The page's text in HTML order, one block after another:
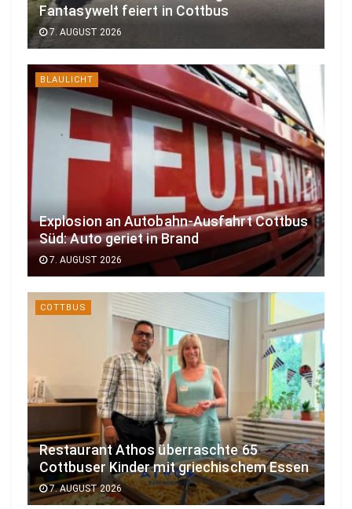
Fantasywelt feiert in Cottbus
7. AUGUST 2026
BLAULICHT
Explosion an Autobahn-Ausfahrt Cottbus
Süd: Auto geriet in Brand
7. AUGUST 2026
COTTBUS
Restaurant Athos überraschte 65
Cottbuser Kinder mit griechischem Essen
7. AUGUST 2026